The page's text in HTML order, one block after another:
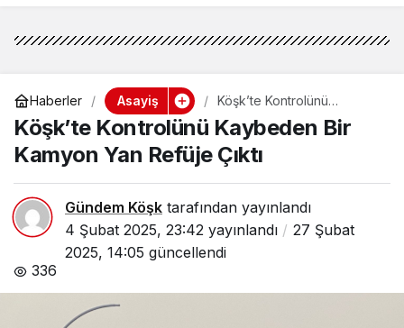
Haberler Asayiş
Köşk’te Kontrolünü
Kaybeden Bir Kamyon Yan
Refüje Çıktı
Köşk’te Kontrolünü Kaybeden Bir
Kamyon Yan Refüje Çıktı
Gündem Köşk tarafından yayınlandı
4 Şubat 2025, 23:42 yayınlandı
27 Şubat
2025, 14:05 güncellendi
336